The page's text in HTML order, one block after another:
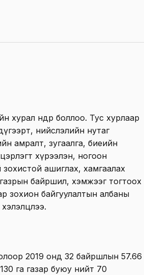
хурал өнөөдөр боллоо. Тус хурлаар
нийслэлийн нутаг
амралт, зугаалга, биеийн
хүрээлэн, ногоон
ашиглах, хамгаалах
байршил, хэмжээг тогтоох
зохион байгуулалтын албаны
2019 онд 32 байршлын 57.66
га газар буюу нийт 70